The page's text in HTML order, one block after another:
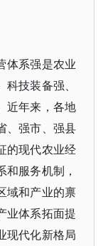
体系强是农业
技装备强、
近年来，各地
、强市、强县
的现代农业经
服务机制，
域和产业的禀
业体系拓面提
现代化新格局